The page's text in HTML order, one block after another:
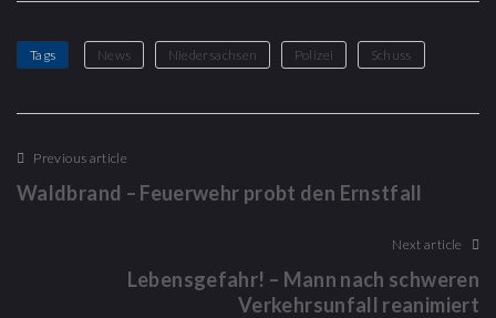
Tags News Niedersachsen Polizei Schuss
Beitragsnavigation
Previous article
Waldbrand – Feuerwehr probt den Ernstfall
Next article
Lebensgefahr! – Mann nach schweren
Verkehrsunfall reanimiert